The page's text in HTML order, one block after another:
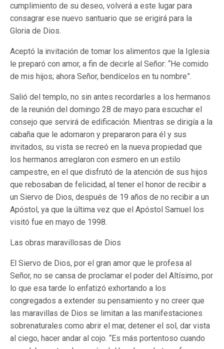
cumplimiento de su deseo, volverá a este lugar para
consagrar ese nuevo santuario que se erigirá para la
Gloria de Dios.
Aceptó la invitación de tomar los alimentos que la Iglesia
le preparó con amor, a fin de decirle al Señor: “He comido
de mis hijos; ahora Señor, bendícelos en tu nombre”.
Salió del templo, no sin antes recordarles a los hermanos
de la reunión del domingo 28 de mayo para escuchar el
consejo que servirá de edificación. Mientras se dirigía a la
cabaña que le adornaron y prepararon para él y sus
invitados, su vista se recreó en la nueva propiedad que
los hermanos arreglaron con esmero en un estilo
campestre, en el que disfrutó de la atención de sus hijos
que rebosaban de felicidad, al tener el honor de recibir a
un Siervo de Dios, después de 19 años de no recibir a un
Apóstol, ya que la última vez que el Apóstol Samuel los
visitó fue en mayo de 1998.
Las obras maravillosas de Dios
El Siervo de Dios, por el gran amor que le profesa al
Señor, no se cansa de proclamar el poder del Altísimo, por
lo que esa tarde lo enfatizó exhortando a los
congregados a extender su pensamiento y no creer que
las maravillas de Dios se limitan a las manifestaciones
sobrenaturales como abrir el mar, detener el sol, dar vista
al ciego, hacer andar al cojo. “Es más portentoso cuando